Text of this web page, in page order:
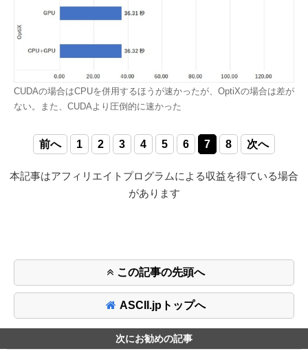
CUDAの場合はCPUを併用するほうが速かったが、OptiXの場合は差が
ない。また、CUDAより圧倒的に速かった
前へ 1 2 3 4 5 6 7 8 次へ
本記事はアフィリエイトプログラムによる収益を得ている場合
があります
この記事の先頭へ
ASCII.jpトップへ
次にお勧めの記事